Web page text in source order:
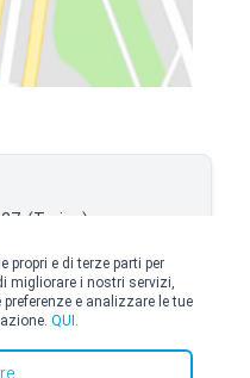
(Torino)
Designed and Developed by
propri e di terze parti per
migliorare i nostri servizi,
e analizzare le tue
QUI.